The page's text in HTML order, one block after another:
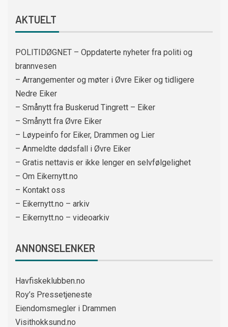
AKTUELT
POLITIDØGNET – Oppdaterte nyheter fra politi og
brannvesen
– Arrangementer og møter i Øvre Eiker og tidligere
Nedre Eiker
– Smånytt fra Buskerud Tingrett – Eiker
– Smånytt fra Øvre Eiker
– Løypeinfo for Eiker, Drammen og Lier
– Anmeldte dødsfall i Øvre Eiker
– Gratis nettavis er ikke lenger en selvfølgelighet
– Om Eikernytt.no
– Kontakt oss
– Eikernytt.no – arkiv
– Eikernytt.no – videoarkiv
ANNONSELENKER
Havfiskeklubben.no
Roy’s Pressetjeneste
Eiendomsmegler i Drammen
Visithokksund.no